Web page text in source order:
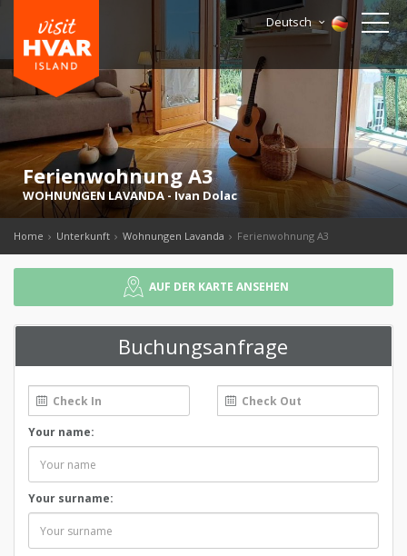
Deutsch
Ferienwohnung A3
WOHNUNGEN LAVANDA - Ivan Dolac
Home Unterkunft Wohnungen Lavanda Ferienwohnung A3
AUF DER KARTE ANSEHEN
Buchungsanfrage
Your name:
Your surname: